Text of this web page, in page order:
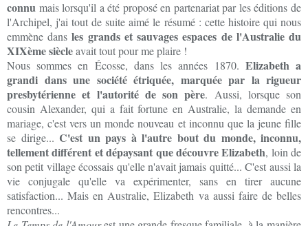
connu mais lorsqu'il a été proposé en partenariat par les éditions de
l'Archipel, j'ai tout de suite aimé le résumé : cette histoire qui nous
emmène dansles grands et sauvages espaces de l'Australie du
XIXème siècleavait tout pour me plaire !
Nous sommes en Écosse, dans les années 1870. Elizabeth a
grandi dans une société étriquée, marquée par la rigueur
presbytérienne et l'autorité de son père. Aussi, lorsque son
cousin Alexander, qui a fait fortune en Australie, la demande en
mariage, c'est vers un monde nouveau et inconnu que la jeune fille
se dirige... C'est un pays à l'autre bout du monde, inconnu,
tellement différent et dépaysant que découvre Elizabeth, loin de
son petit village écossais qu'elle n'avait jamais quitté... C'est aussi la
vie conjugale qu'elle va expérimenter, sans en tirer aucune
satisfaction... Mais en Australie, Elizabeth va aussi faire de belles
rencontres...